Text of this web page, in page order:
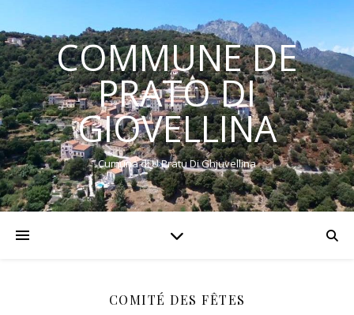
COMMUNE DE
PRATO DI
GIOVELLINA
Cumuna di U Pratu Di Ghjuvellina
COMITÉ DES FÊTES